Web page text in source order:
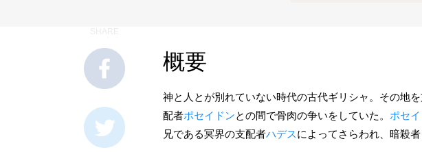
概要
神と人とが別れていない時代の古代ギリシャ。その地
配者ポセイドンとの間で骨肉の争いをしていた。 ポセ
兄である冥界の支配者ハデスによってさらわれ、暗殺者